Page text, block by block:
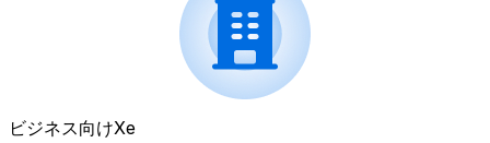
ビジネス向けXe